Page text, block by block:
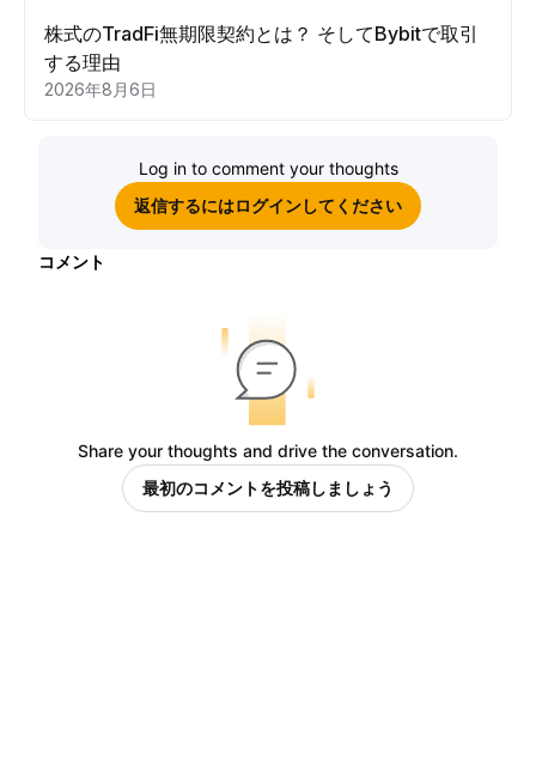
株式のTradFi無期限契約とは？ そしてBybitで取引
する理由
2026年8月6日
Log in to comment your thoughts
返信するにはログインしてください
コメント
Share your thoughts and drive the conversation.
最初のコメントを投稿しましょう